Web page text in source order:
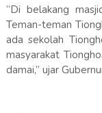
“Di belakang
Teman-teman
ada sekolah
masyarakat
damai,” ujar